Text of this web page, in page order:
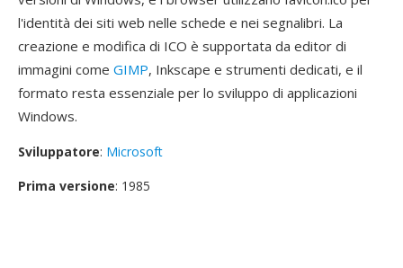
l'identità dei siti web nelle schede e nei segnalibri. La
creazione e modifica di ICO è supportata da editor di
immagini come GIMP, Inkscape e strumenti dedicati, e il
formato resta essenziale per lo sviluppo di applicazioni
Windows.
Sviluppatore: Microsoft
Prima versione: 1985